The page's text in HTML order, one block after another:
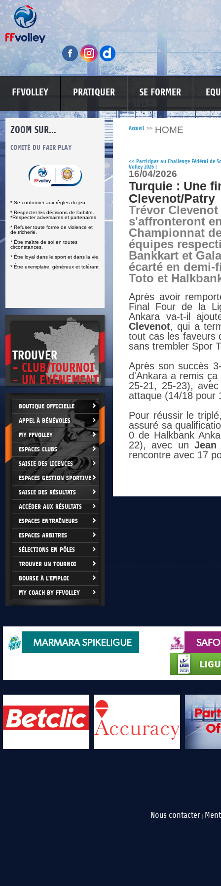
FFVOLLEY PRATIQUER SE FORMER
ZOOM SUR...
COMITÉ DU FAIR PLAY
* Se conformer aux règles du jeu.
* Respecter les décisions de l’arbitre.
*Respecter adversaires et partenaires.
* Refuser toute forme de violence et
de tricherie.
* Être maître de soi en toutes
circonstances.
* Être loyal dans le sport et dans la vie.
* Être exemplaire, généreux et tolérant
LUTTE CONTRE LES VIOLENCES
TROUVER
- CLUB/TOURNOI
- UN EVÈNEMENT
BOUTIQUE OFFICIELLE
APPEL À BÉNÉVOLES
MY FFVOLLEY
ESPACES CLUBS
SAISIE DES LICENCES
ESPACES GESTION SPORTIVE
SAISIE DES RÉSULTATS
ACCÉDER AUX RÉSULTATS
ESPACES ENTRAÎNEURS
ESPACES ARBITRES
SÉLECTIONS EN PÔLES
TROUVER UN TOURNOI
BOURSE À L'EMPLOI
MY COACH BY FFVOLLEY
Accueil >> HOME
<< Participez au Challenge Fédéral de
Volley 2026 !
16/04/2026
Turquie : Une
Clevenot/Patry
Trévor
s'affronteront
Championnat
équipes
Bankkart et
écarté en demi-
Toto et
Après avoir
Final Four de la
Ankara va-t-il
Clevenot, qui a
tout cas les faveurs
sans trembler Spor
Après son succès
d'Ankara a remis
25-21, 25-23),
attaque (14/18 pour
Pour réussir le
assuré sa
0 de Halkbank
22), avec un Jean
rencontre avec 17
Nous contacter |